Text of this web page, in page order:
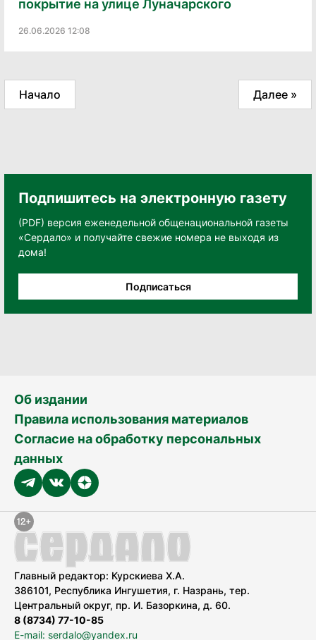
покрытие на улице Луначарского
26.06.2026 12:08
Начало Далее »
Подпишитесь на электронную газету
(PDF) версия еженедельной общенациональной газеты
«Сердало» и получайте свежие номера не выходя из
дома!
Подписаться
Об издании
Правила использования материалов
Согласие на обработку персональных
данных
Главный редактор: Курскиева Х.А.
386101, Республика Ингушетия, г. Назрань, тер.
Центральный округ, пр. И. Базоркина, д. 60.
8 (8734) 77-10-85
E-mail: serdalo@yandex.ru